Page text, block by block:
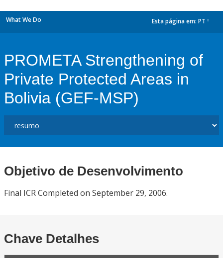
What We Do Esta página em: PT
PROMETA Strengthening of
Private Protected Areas in
Bolivia (GEF-MSP)
Objetivo de Desenvolvimento
Final ICR Completed on September 29, 2006.
Chave Detalhes